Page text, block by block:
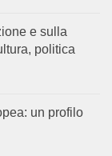
e sulla
politica
un profilo